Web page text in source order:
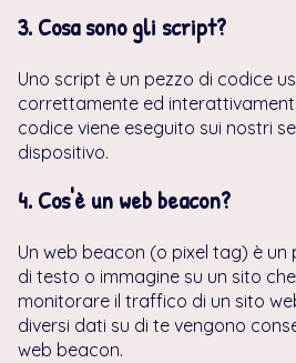
3. Cosa sono gli script?
Uno script è un pezzo di codice
correttamente ed
codice viene eseguito sui nostri
dispositivo.
4. Cos'è un web beacon?
Un web beacon (o pixel tag) è un
di testo o immagine su un sito
monitorare il traffico di un sito
diversi dati su di te vengono
web beacon.